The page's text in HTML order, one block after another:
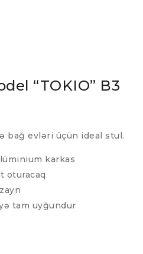
“TOKIO” B3
bağ evləri üçün ideal stul.
karkas
oturacaq
tam uyğundur